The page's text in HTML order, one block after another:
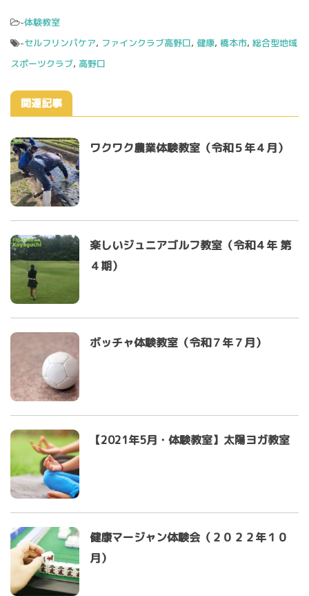
-体験教室
-セルフリンパケア, ファインクラブ高野口, 健康, 橋本市, 総合型地域
スポーツクラブ, 高野口
関連記事
ワクワク農業体験教室（令和５年４月）
楽しいジュニアゴルフ教室（令和４年 第
４期）
ボッチャ体験教室（令和７年７月）
【2021年5月・体験教室】太陽ヨガ教室
健康マージャン体験会（２０２２年１０
月）